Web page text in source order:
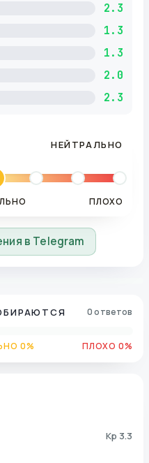
2.3
1.3
1.3
2.0
2.3
НЕЙТРАЛЬНО
ПЛОХО
в Telegram
0 ответов
0% ПЛОХО 0%
Kp 3.3